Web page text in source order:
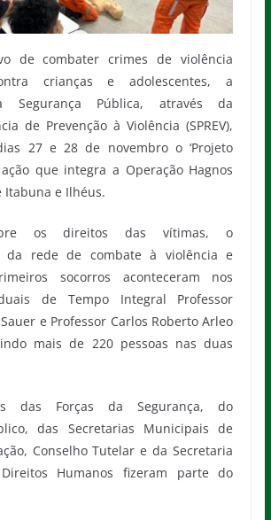
de combater crimes de violência
crianças e adolescentes, a
Segurança Pública, através da
de Prevenção à Violência (SPREV),
27 e 28 de novembro o ‘Projeto
ação que integra a Operação Hagnos
Itabuna e Ilhéus.
os direitos das vítimas, o
da rede de combate à violência e
socorros aconteceram nos
de Tempo Integral Professor
e Professor Carlos Roberto Arleo
mais de 220 pessoas nas duas
das Forças da Segurança, do
das Secretarias Municipais de
Conselho Tutelar e da Secretaria
Humanos fizeram parte do